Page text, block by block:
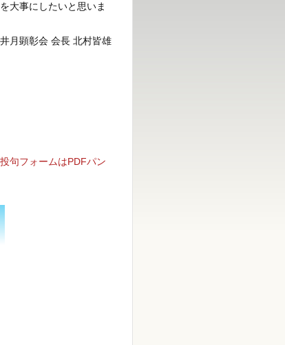
大事にしたいと思いま
月顕彰会 会長 北村皆雄
句フォームはPDFパン